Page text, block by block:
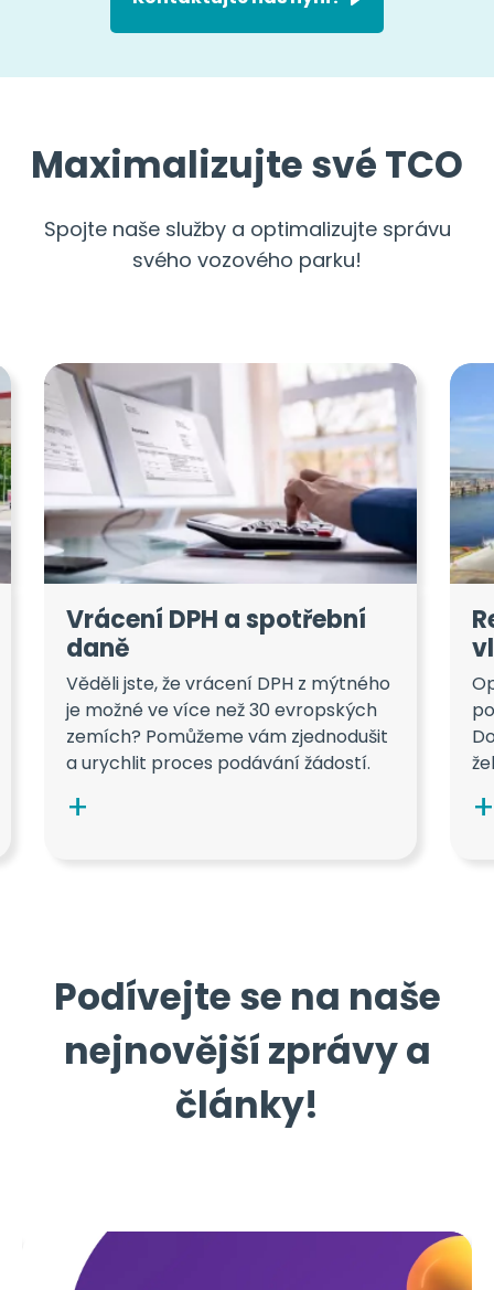
Maximalizujte své TCO
Spojte naše služby a optimalizujte správu
svého vozového parku!
Vrácení DPH a spotřební
daně
Věděli jste, že vrácení DPH z mýtného
je možné ve více než 30 evropských
zemích? Pomůžeme vám zjednodušit
a urychlit proces podávání žádostí.
Podívejte se na naše
nejnovější zprávy a
články!